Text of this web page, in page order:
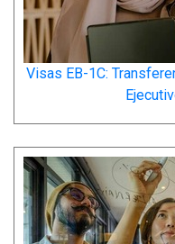
Visas EB-1C: